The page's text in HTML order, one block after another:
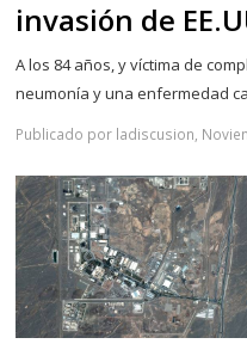
invasión de
A los 84 años, y víctima de
neumonía y una enfermedad
Publicado por ladiscusion,